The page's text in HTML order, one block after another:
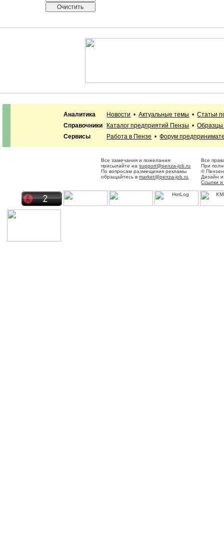
Аналитика Новости •Актуальные темы •Статьи
Справочники
Каталог предприятий Пензы •Образцы
Сервисы
Работа в Пензе •Форум
Все замечания и пожелания
присылайте наsupport@penza-job.ru
По вопросам размещения рекламы
обращайтесь вmarket@penza-job.ru
Все
При
©
Дизайн
Ссылки